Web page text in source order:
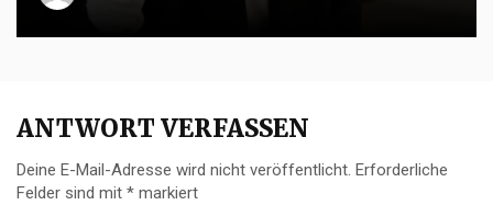
ANTWORT VERFASSEN
Deine E-Mail-Adresse wird nicht veröffentlicht. Erforderliche
Felder sind mit * markiert